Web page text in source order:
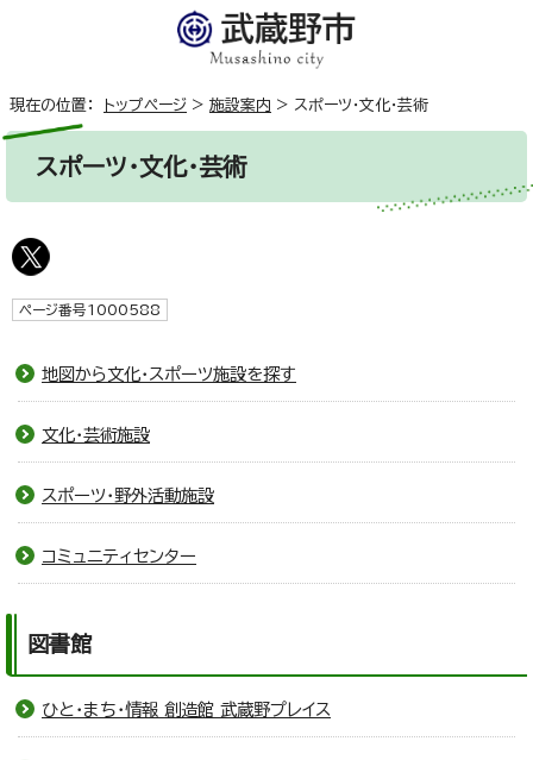
現在の位置： トップページ > 施設案内 > スポーツ・文化・芸術
スポーツ・文化・芸術
ページ番号1000588
地図から文化・スポーツ施設を探す
文化・芸術施設
スポーツ・野外活動施設
コミュニティセンター
図書館
ひと・まち・情報 創造館 武蔵野プレイス